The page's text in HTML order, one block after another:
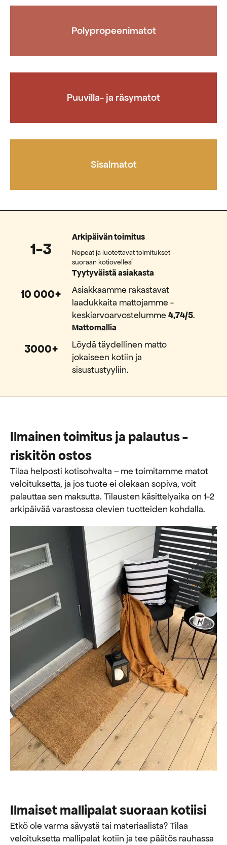
Polypropeenimatot
Puuvilla- ja räsymatot
Sisalmatot
1-3
Arkipäivän toimitus
Nopeat ja luotettavat toimitukset
suoraan kotiovellesi
10 000+
Tyytyväistä asiakasta
Asiakkaamme rakastavat
laadukkaita mattojamme -
keskiarvoarvostelumme4,74/5.
3000+
Mattomallia
Löydä täydellinen matto
jokaiseen kotiin ja
sisustustyyliin.
Ilmainen toimitus ja palautus -
riskitön ostos
Tilaa helposti kotisohvalta – me toimitamme matot
veloituksetta, ja jos tuote ei olekaan sopiva, voit
palauttaa sen maksutta. ​​Tilausten käsittelyaika on 1-2
arkipäivää varastossa olevien tuotteiden kohdalla.
Ilmaiset mallipalat suoraan kotiisi
Etkö ole varma sävystä tai materiaalista? Tilaa
veloituksetta mallipalat kotiin ja tee päätös rauhassa